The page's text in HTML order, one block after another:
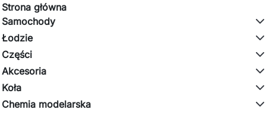
Strona główna
Samochody
Łodzie
Części
Akcesoria
Koła
Chemia modelarska